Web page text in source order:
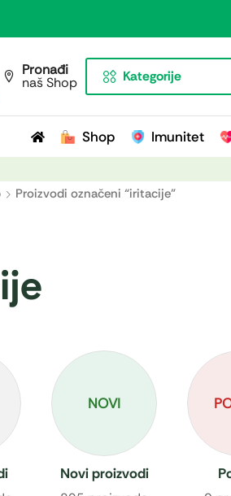
Pronađi
naš Shop Kategorije
Shop Imunitet
Proizvodi označeni “iritacije”
NOVI
Novi proizvodi